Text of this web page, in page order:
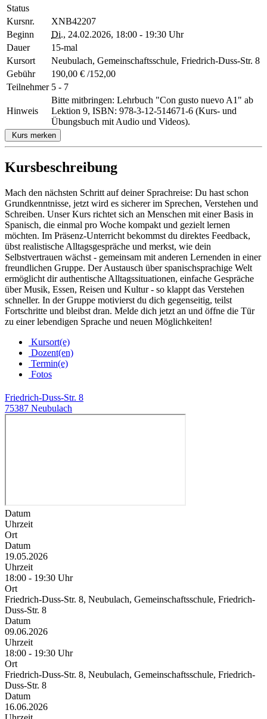
Status
Kursnr.
XNB42207
Beginn
Di., 24.02.2026, 18:00 - 19:30 Uhr
Dauer
15-mal
Kursort
Neubulach, Gemeinschaftsschule, Friedrich-Duss-Str. 8
Gebühr
190,00 € /152,00
Teilnehmer 5 - 7
Hinweis
Bitte mitbringen: Lehrbuch "Con gusto nuevo A1" ab
Lektion 9, ISBN: 978-3-12-514671-6 (Kurs- und
Übungsbuch mit Audio und Videos).
Kurs merken
Kursbeschreibung
Mach den nächsten Schritt auf deiner Sprachreise: Du hast schon
Grundkenntnisse, jetzt wird es sicherer im Sprechen, Verstehen und
Schreiben. Unser Kurs richtet sich an Menschen mit einer Basis in
Spanisch, die einmal pro Woche kompakt und gezielt lernen
möchten. Im Präsenz-Unterricht bekommst du direktes Feedback,
übst realistische Alltagsgespräche und merkst, wie dein
Selbstvertrauen wächst - gemeinsam mit anderen Lernenden in einer
freundlichen Gruppe. Der Austausch über spanischsprachige Welt
ermöglicht dir authentische Alltagssituationen, einfache Gespräche
über Musik, Essen, Reisen und Kultur - so klappt das Verstehen
schneller. In der Gruppe motivierst du dich gegenseitig, teilst
Fortschritte und bleibst dran. Melde dich jetzt an und öffne die Tür
zu einer lebendigen Sprache und neuen Möglichkeiten!
Kursort(e)
Dozent(en)
Termin(e)
Fotos
Friedrich-Duss-Str. 8
75387 Neubulach
Datum
Uhrzeit
Ort
Datum
19.05.2026
Uhrzeit
18:00 - 19:30 Uhr
Ort
Friedrich-Duss-Str. 8, Neubulach, Gemeinschaftsschule, Friedrich-
Duss-Str. 8
Datum
09.06.2026
Uhrzeit
18:00 - 19:30 Uhr
Ort
Friedrich-Duss-Str. 8, Neubulach, Gemeinschaftsschule, Friedrich-
Duss-Str. 8
Datum
16.06.2026